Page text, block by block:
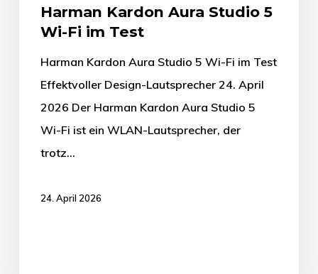
Harman Kardon Aura Studio 5
Wi-Fi im Test
Harman Kardon Aura Studio 5 Wi-Fi im Test
Effektvoller Design-Lautsprecher 24. April
2026 Der Harman Kardon Aura Studio 5
Wi-Fi ist ein WLAN-Lautsprecher, der
trotz…
24. April 2026